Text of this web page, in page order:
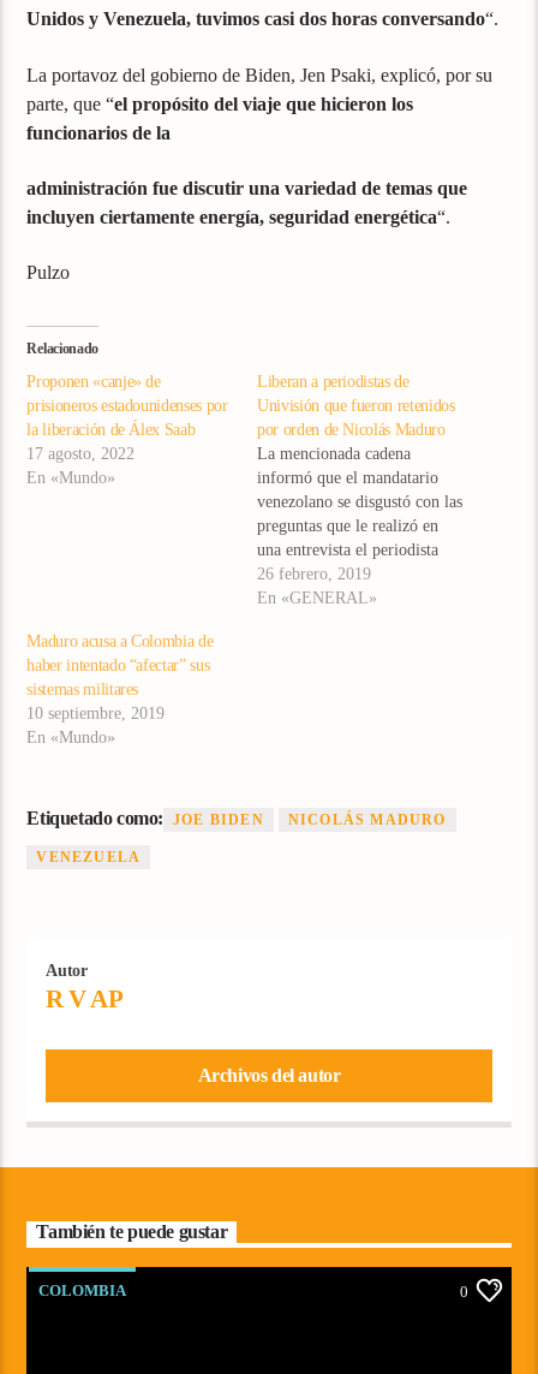
Unidos y Venezuela, tuvimos casi dos horas conversando“.
La portavoz del gobierno de Biden, Jen Psaki, explicó, por su
parte, que “el propósito del viaje que hicieron los
funcionarios de la
administración fue discutir una variedad de temas que
incluyen ciertamente energía, seguridad energética“.
Pulzo
Relacionado
Proponen «canje» de
prisioneros estadounidenses por
la liberación de Álex Saab
17 agosto, 2022
En «Mundo»
Liberan a periodistas de
Univisión que fueron retenidos
por orden de Nicolás Maduro
La mencionada cadena
informó que el mandatario
venezolano se disgustó con las
preguntas que le realizó en
una entrevista el periodista
Jorge Ramos FOTO: EFE Por
órdenes de Nicolás Maduro
26 febrero, 2019
En «GENERAL»
Maduro acusa a Colombia de
haber intentado “afectar” sus
sistemas militares
10 septiembre, 2019
En «Mundo»
Etiquetado como: JOE BIDEN NICOLÁS MADURO
VENEZUELA
Autor
R V AP
Archivos del autor
También te puede gustar
COLOMBIA 0